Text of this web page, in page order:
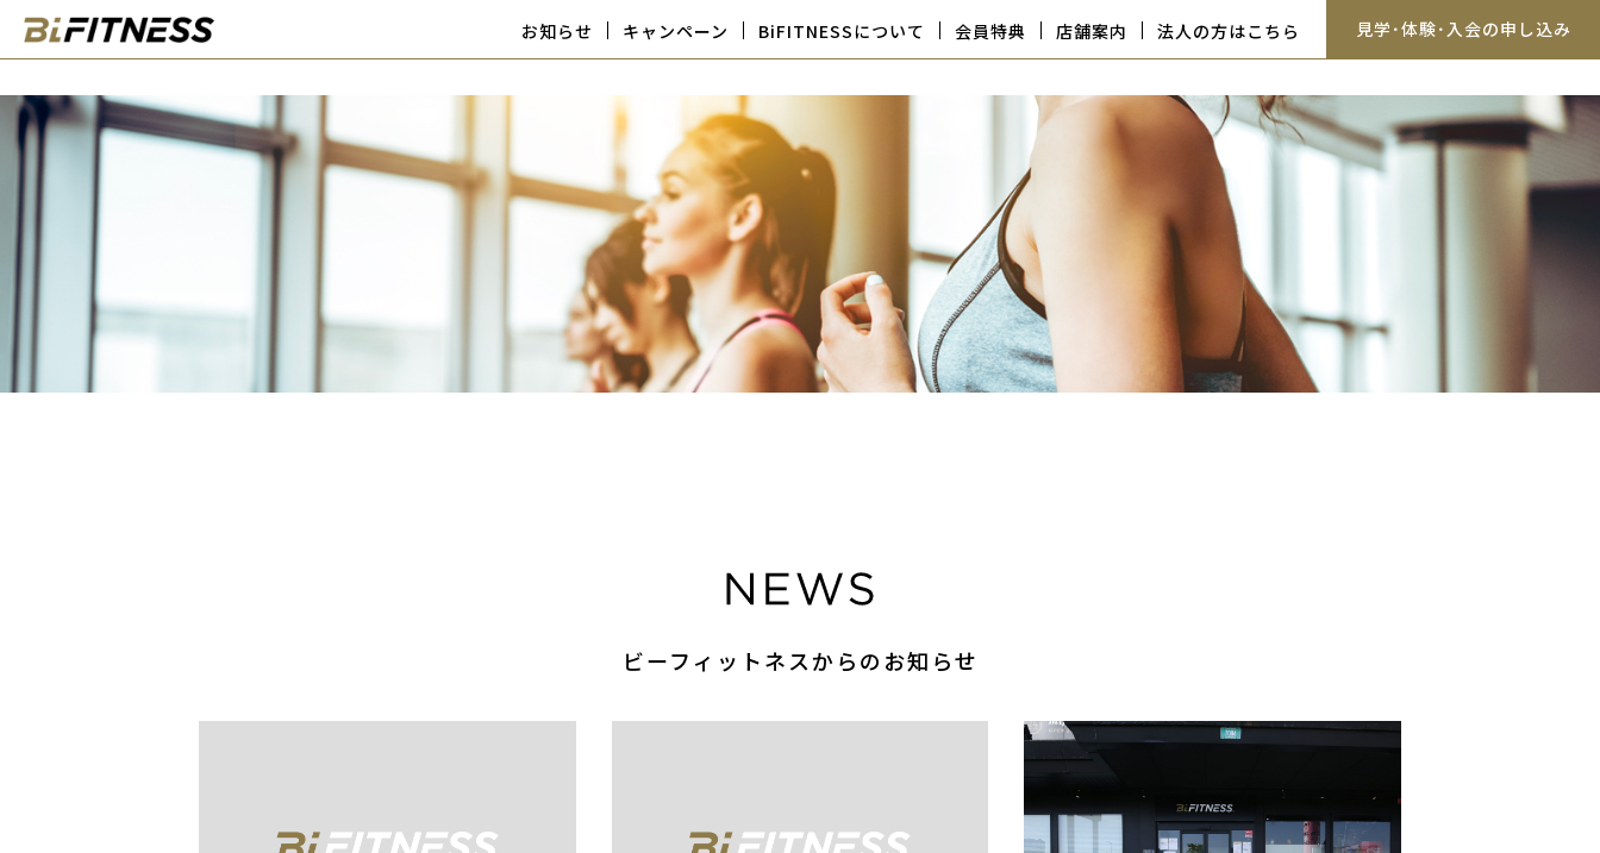
お知らせ キャンペーン BiFITNESSについて 会員特典 店舗案内 法人の方はこちら 見学･体験･入会の申し込み
ビーフィットネスからのお知らせ